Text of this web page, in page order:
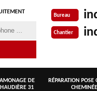
Bureau
Chantier
DE
31
RÉPARATION POSE